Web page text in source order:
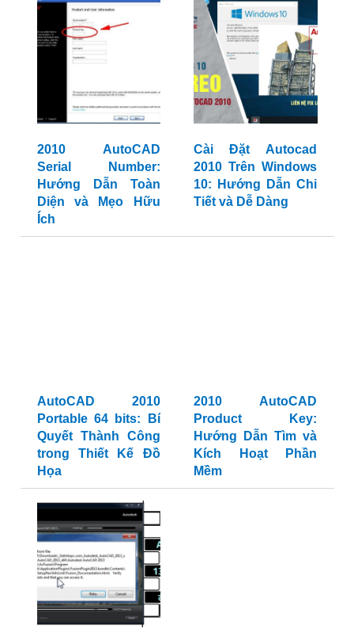
2010 AutoCAD
Serial Number:
Hướng Dẫn Toàn
Diện và Mẹo Hữu
Ích
Cài Đặt Autocad
2010 Trên Windows
10: Hướng Dẫn Chi
Tiết và Dễ Dàng
AutoCAD 2010
Portable 64 bits: Bí
Quyết Thành Công
trong Thiết Kế Đồ
Họa
2010 AutoCAD
Product Key:
Hướng Dẫn Tìm và
Kích Hoạt Phần
Mềm